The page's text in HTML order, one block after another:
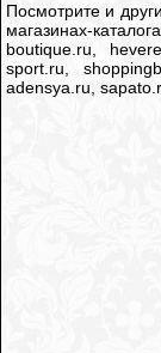
Посмотрите и
магазинах-
boutique.ru,
sport.ru,
adensya.ru,